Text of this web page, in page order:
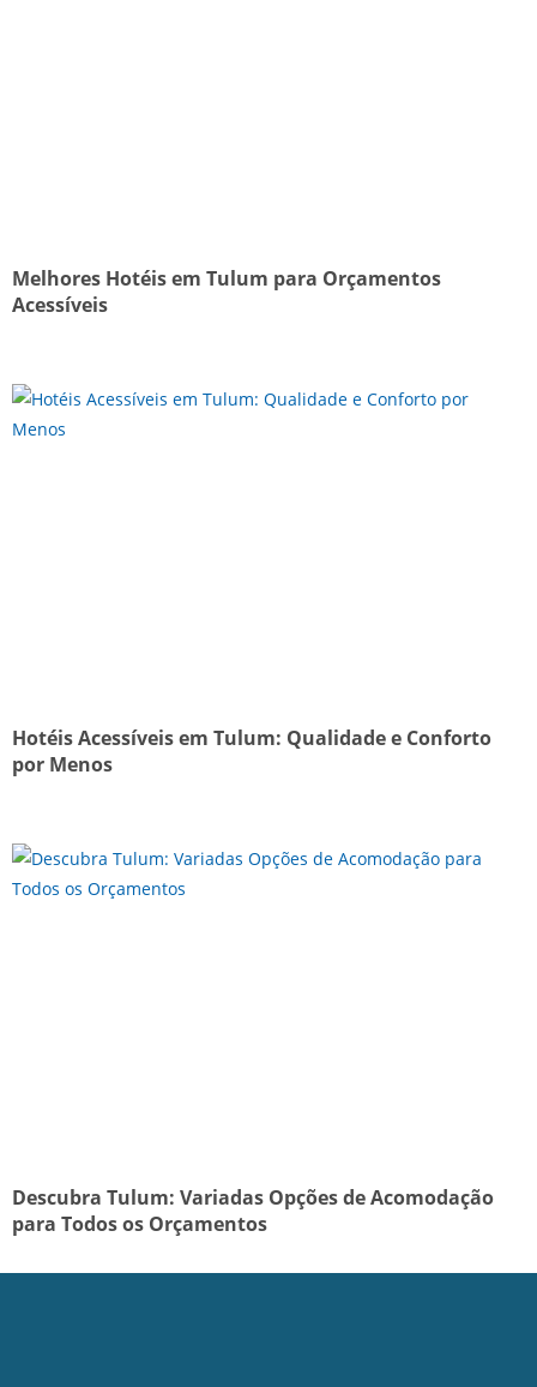
Melhores Hotéis em Tulum para Orçamentos
Acessíveis
Hotéis Acessíveis em Tulum: Qualidade e Conforto
por Menos
Descubra Tulum: Variadas Opções de Acomodação
para Todos os Orçamentos